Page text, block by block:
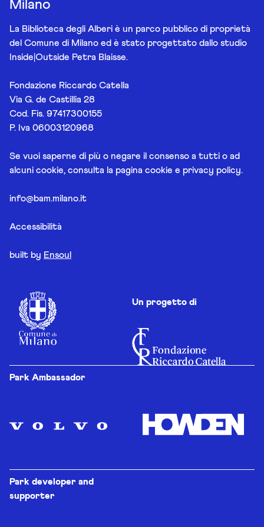
Milano
La Biblioteca degli Alberi è un parco pubblico di proprietà
del Comune di Milano ed è stato progettato dallo studio
Inside|Outside Petra Blaisse.
Fondazione Riccardo Catella
Via G. de Castillia 28
Cod. Fis. 97417300155
P. Iva 06003120968
Se vuoi saperne di più o negare il consenso a tutti o ad
alcuni cookie, consulta la pagina cookie e privacy policy.
info@bam.milano.it
Accessibilità
built by Ensoul
Un progetto di
Park Ambassador
Park developer and
supporter